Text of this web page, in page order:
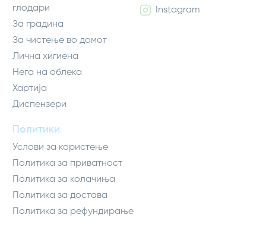
глодари
За градина
За чистење во домот
Лична хигиена
Нега на облека
Хартија
Диспензери
Политики
Услови за користење
Политика за приватност
Политика за колачиња
Политика за достава
Политика за рефундирање
Instagram